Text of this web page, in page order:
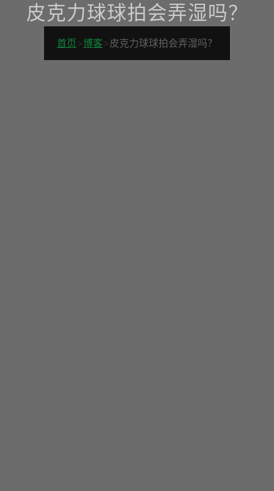
皮克力球球拍会弄湿吗？
首页>博客>皮克力球球拍会弄湿吗？